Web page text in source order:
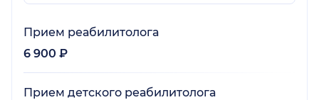
Прием реабилитолога
6 900 ₽
Прием детского реабилитолога